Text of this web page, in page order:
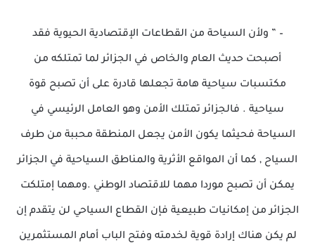
– ” ولأن السياحة من القطاعات الإقتصادية الحيوية فقد
أصبحت حديث العام والخاص في الجزائر لما تمتلكه من
مكتسبات سياحية هامة تجعلها قادرة على أن تصبح قوة
سياحية . فالجزائر تمتلك الأمن وهو العامل الرئيسي في
السياحة فحيثما يكون الأمن يجعل المنطقة محببة من طرف
السياح , كما أن المواقع الأثرية والمناطق السياحية في الجزائر
يمكن أن تصبح موردا مهما للاقتصاد الوطني .ومهما إمتلكت
الجزائر من إمكانيات طبيعية فإن القطاع السياحي لن يتقدم إن
لم يكن هناك إرادة قوية لخدمته وفتح الباب أمام المستثمرين